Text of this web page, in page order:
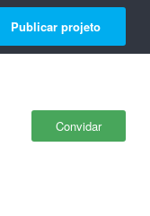
Publicar projeto
Convidar